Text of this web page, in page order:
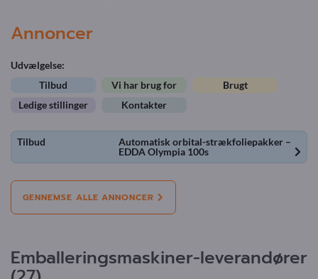
Annoncer
Udvælgelse:
Tilbud
Vi har brug for
Brugt
Ledige stillinger
Kontakter
Tilbud
Automatisk orbital-strækfoliepakker –
EDDA Olympia 100s
GENNEMSE ALLE ANNONCER
Emballeringsmaskiner-leverandører